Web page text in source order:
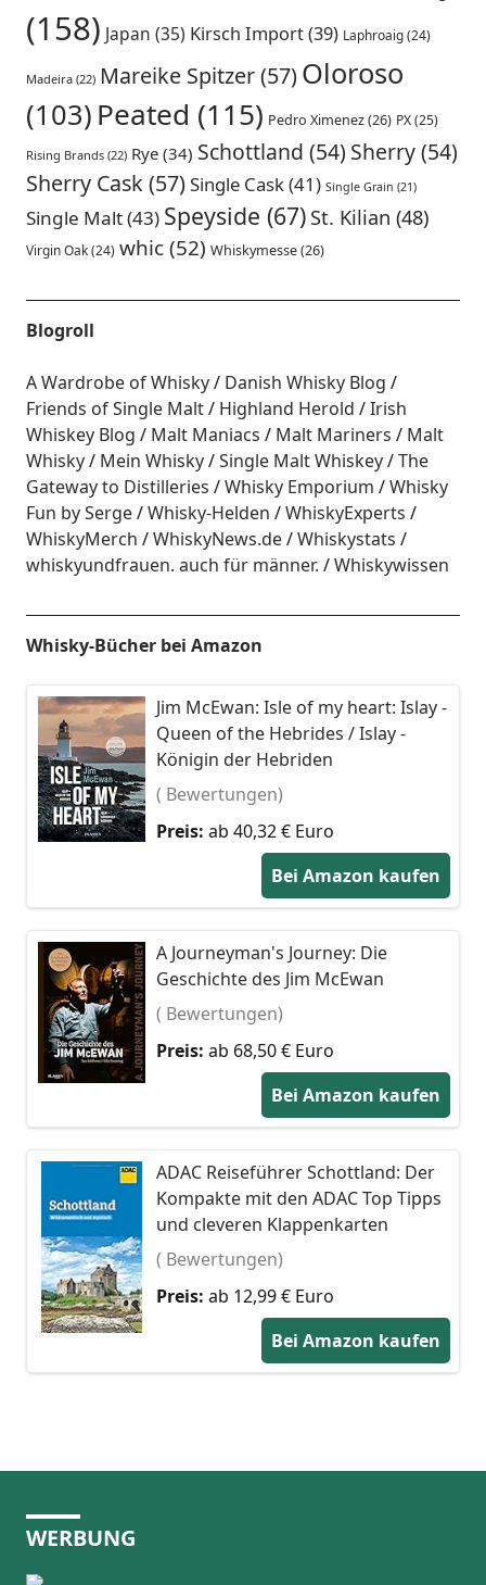
(158) Japan (35) Kirsch Import(39) Laphroaig(24)
Madeira(22) Mareike Spitzer(57)Oloroso
(103) Peated (115) Pedro Ximenez(26) PX(25)
Rising Brands(22) Rye(34) Schottland (54) Sherry(54)
Sherry Cask (57)Single Cask(41) Single Grain (21)
Single Malt(43) Speyside (67) St. Kilian (48)
Virgin Oak(24) whic(52) Whiskymesse(26)
Blogroll
A Wardrobe of Whisky
Danish Whisky Blog
Friends of Single Malt
Highland Herold
Irish
Whiskey Blog
Malt Maniacs Malt Mariners
Malt
Whisky
Mein Whisky Single Malt Whiskey
The
Gateway to Distilleries
Whisky Emporium
Whisky
Fun by Serge
Whisky-Helden
WhiskyExperts
WhiskyMerch
WhiskyNews.de
Whiskystats
whiskyundfrauen. auch für männer.
Whiskywissen
Whisky-Bücher bei Amazon
Jim McEwan: Isle of my heart: Islay -
Queen of the Hebrides / Islay -
Königin der Hebriden
( Bewertungen)
Preis: ab 40,32 € Euro
Bei Amazon kaufen
A Journeyman's Journey: Die
Geschichte des Jim McEwan
( Bewertungen)
Preis: ab 68,50 € Euro
Bei Amazon kaufen
ADAC Reiseführer Schottland: Der
Kompakte mit den ADAC Top Tipps
und cleveren Klappenkarten
( Bewertungen)
Preis: ab 12,99 € Euro
Bei Amazon kaufen
WERBUNG